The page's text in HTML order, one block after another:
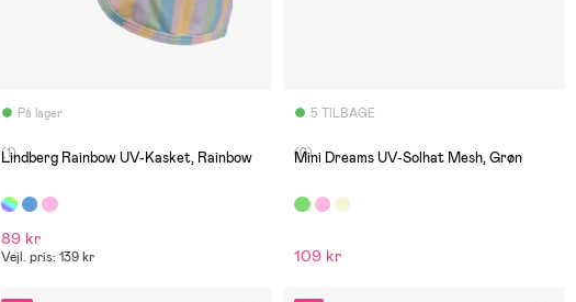
På lager
(1)
Lindberg Rainbow UV-Kasket, Rainbow
89 kr
Vejl. pris: 139 kr
5 TILBAGE
(0)
Mini Dreams UV-Solhat Mesh, Grøn
109 kr